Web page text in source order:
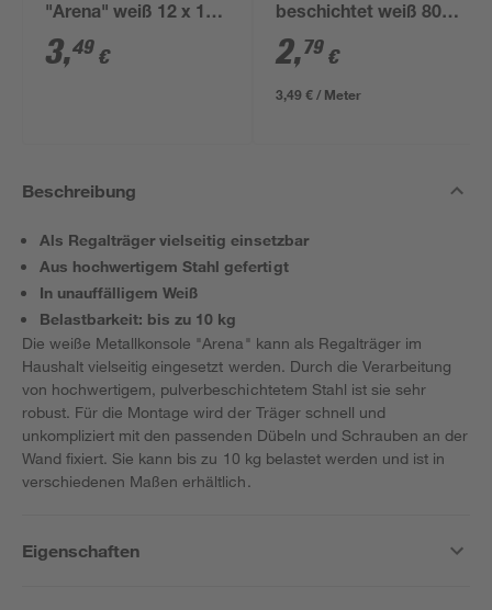
"Arena" weiß 12 x 17
cm
3,49 €
beschichtet weiß 800
x 200 x 16 mm
2,79 €
3,49 € / Meter
Beschreibung
Als Regalträger vielseitig einsetzbar
Aus hochwertigem Stahl gefertigt
In unauffälligem Weiß
Belastbarkeit: bis zu 10 kg
Die weiße Metallkonsole "Arena" kann als Regalträger im
Haushalt vielseitig eingesetzt werden. Durch die Verarbeitung
von hochwertigem, pulverbeschichtetem Stahl ist sie sehr
robust. Für die Montage wird der Träger schnell und
unkompliziert mit den passenden Dübeln und Schrauben an der
Wand fixiert. Sie kann bis zu 10 kg belastet werden und ist in
verschiedenen Maßen erhältlich.
Eigenschaften